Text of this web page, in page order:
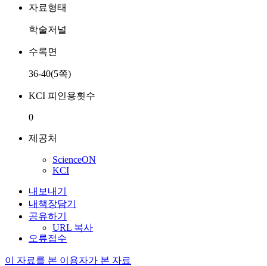
자료형태
학술저널
수록면
36-40(5쪽)
KCI 피인용횟수
0
제공처
ScienceON
KCI
내보내기
내책장담기
공유하기
URL 복사
오류접수
이 자료를 본 이용자가 본 자료